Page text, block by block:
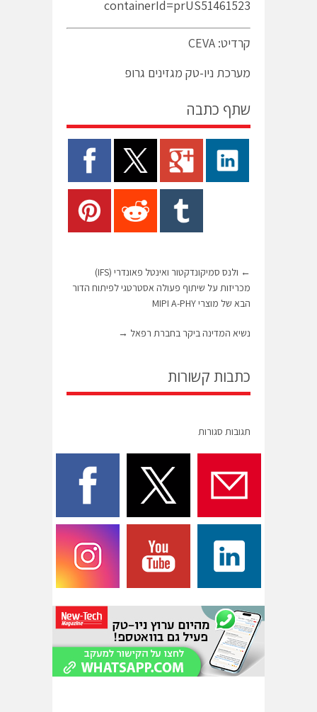
containerId=prUS51461523
קרדיט: CEVA
מערכת ניו-טק מגזינים גרופ
שתף כתבה
←
ולנס סמיקונדקטור ואינטל פאונדרי (IFS)
מכריזות על שיתוף פעולה אסטרטגי לפיתוח הדור
הבא של מוצרי MIPI A-PHY
נשיא המדינה ביקר בחברת רפאל →
כתבות קשורות
תגובות סגורות